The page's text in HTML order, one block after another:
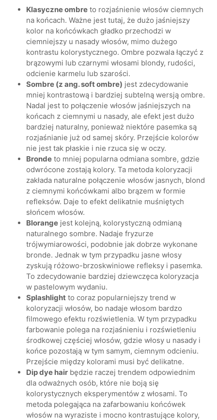
Klasyczne ombre to rozjaśnienie włosów ciemnych
na końcach. Ważne jest tutaj, że dużo jaśniejszy
kolor na końcówkach gładko przechodzi w
ciemniejszy u nasady włosów, mimo dużego
kontrastu kolorystycznego. Ombre pozwala łączyć z
brązowymi lub czarnymi włosami blondy, rudości,
odcienie karmelu lub szarości.
Sombre (z ang. soft ombre) jest zdecydowanie
mniej kontrastową i bardziej subtelną wersją ombre.
Nadal jest to połączenie włosów jaśniejszych na
końcach z ciemnymi u nasady, ale efekt jest dużo
bardziej naturalny, ponieważ niektóre pasemka są
rozjaśnianie już od samej skóry. Przejście kolorów
nie jest tak płaskie i nie rzuca się w oczy.
Bronde to mniej popularna odmiana sombre, gdzie
odwrócone zostają kolory. Ta metoda koloryzacji
zakłada naturalne połączenie włosów jasnych, blond
z ciemnymi końcówkami albo brązem w formie
refleksów. Daje to efekt delikatnie muśniętych
słońcem włosów.
Blorange jest kolejną, kolorystyczną odmianą
naturalnego sombre. Nadaje fryzurze
trójwymiarowości, podobnie jak dobrze wykonane
bronde. Jednak w tym przypadku jasne włosy
zyskują różowo-brzoskwiniowe refleksy i pasemka.
To zdecydowanie bardziej dziewczęca koloryzacja
w pastelowym wydaniu.
Splashlight to coraz popularniejszy trend w
koloryzacji włosów, bo nadaje włosom bardzo
filmowego efektu rozświetlenia. W tym przypadku
farbowanie polega na rozjaśnieniu i rozświetleniu
środkowej częściej włosów, gdzie włosy u nasady i
końce pozostają w tym samym, ciemnym odcieniu.
Przejście między kolorami musi być delikatne.
Dip dye hair będzie raczej trendem odpowiednim
dla odważnych osób, które nie boją się
kolorystycznych eksperymentów z włosami. To
metoda polegająca na zafarbowaniu końcówek
włosów na wyraziste i mocno kontrastujące kolory,